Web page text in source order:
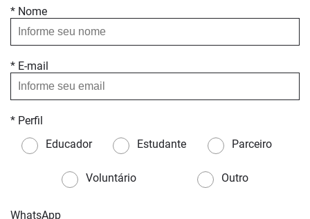
* Nome
* E-mail
* Perfil
Educador
Estudante Parceiro
Voluntário Outro
WhatsApp